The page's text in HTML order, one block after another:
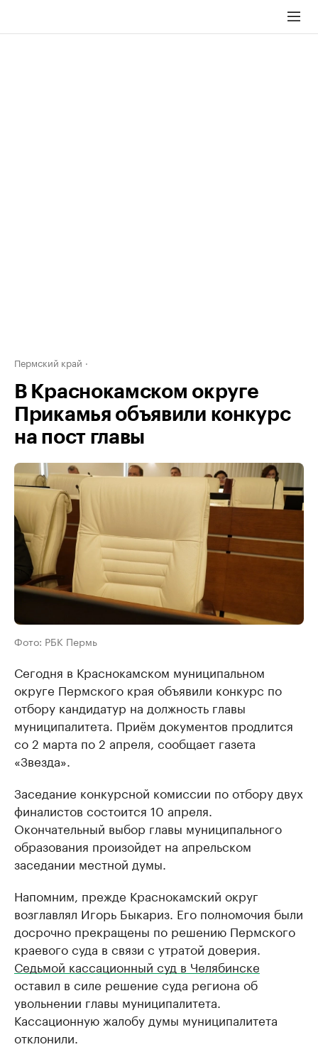
Пермский край
В Краснокамском округе
Прикамья объявили конкурс
на пост главы
Фото: РБК Пермь
Сегодня в Краснокамском муниципальном
округе Пермского края объявили конкурс по
отбору кандидатур на должность главы
муниципалитета. Приём документов продлится
со 2 марта по 2 апреля, сообщает газета
«Звезда».
Заседание конкурсной комиссии по отбору двух
финалистов состоится 10 апреля.
Окончательный выбор главы муниципального
образования произойдет на апрельском
заседании местной думы.
Напомним, прежде Краснокамский округ
возглавлял Игорь Быкариз. Его полномочия были
досрочно прекращены по решению Пермского
краевого суда в связи с утратой доверия.
Седьмой кассационный суд в Челябинске
оставил в силе решение суда региона об
увольнении главы муниципалитета.
Кассационную жалобу думы муниципалитета
отклонили.